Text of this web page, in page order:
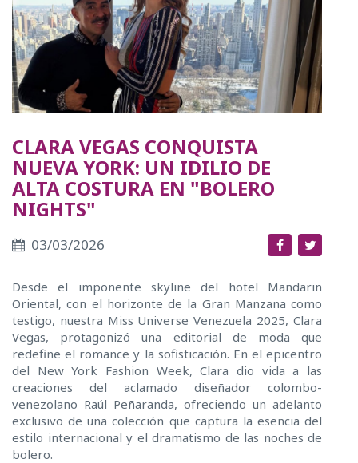
CLARA VEGAS CONQUISTA
NUEVA YORK: UN IDILIO DE
ALTA COSTURA EN "BOLERO
NIGHTS"
03/03/2026
Desde el imponente skyline del hotel Mandarin
Oriental, con el horizonte de la Gran Manzana como
testigo, nuestra Miss Universe Venezuela 2025, Clara
Vegas, protagonizó una editorial de moda que
redefine el romance y la sofisticación. En el epicentro
del New York Fashion Week, Clara dio vida a las
creaciones del aclamado diseñador colombo-
venezolano Raúl Peñaranda, ofreciendo un adelanto
exclusivo de una colección que captura la esencia del
estilo internacional y el dramatismo de las noches de
bolero.